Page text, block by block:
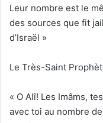
Leur nombre est le
des sources que fit
d’Israël »
Le Très-Saint
« O Alî! Les Imâms,
avec toi au nombre